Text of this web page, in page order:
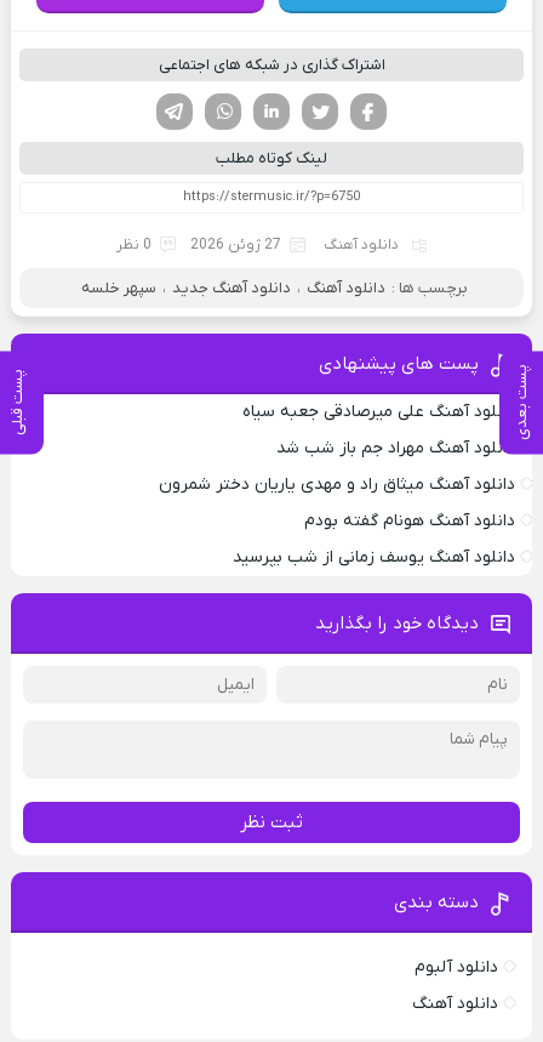
پست بعدی پست قبلی
اشتراک گذاری در شبکه های اجتماعی
لینکدین تویتر
فیسوک
لینک کوتاه مطلب
دانلود آهنگ 27 ژوئن 2026 0 نظر
برچسب ها : دانلود آهنگ ، دانلود آهنگ جدید ، سپهر خلسه
پست های پیشنهادی
دانلود آهنگ علی میرصادقی جعبه سیاه
دانلود آهنگ مهراد جم باز شب شد
دانلود آهنگ میثاق راد و مهدی یاریان دختر شمرون
دانلود آهنگ هونام گفته بودم
دانلود آهنگ یوسف زمانی از شب بپرسید
دیدگاه خود را بگذارید
ثبت نظر
دسته بندی
دانلود آلبوم
دانلود آهنگ